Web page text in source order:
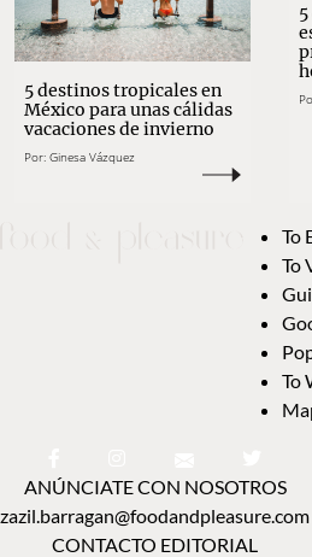
5 destinos tropicales en
México para unas cálidas
vacaciones de invierno
Por: Ginesa Vázquez
To
To
To
ANÚNCIATE CON NOSOTROS
zazil.barragan@foodandpleasure.com
CONTACTO EDITORIAL